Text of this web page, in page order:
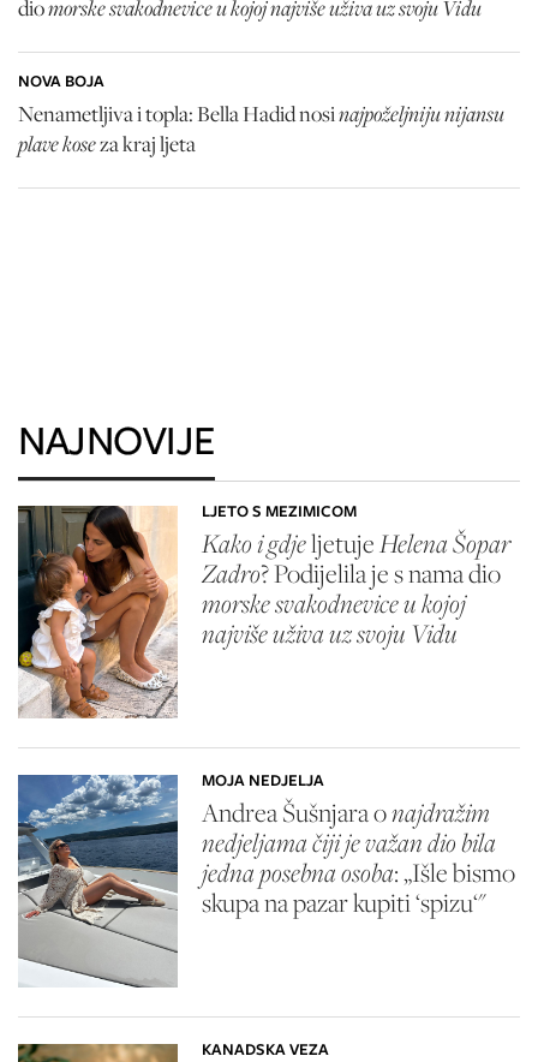
diomorske svakodnevice u kojoj najviše uživa uz svoju Vidu
NOVA BOJA
Nenametljiva i topla: Bella Hadid nosinajpoželjniju nijansu
plave koseza kraj ljeta
NAJNOVIJE
LJETO S MEZIMICOM
Kako i gdjeljetujeHelena Šopar
Zadro? Podijelila je s nama dio
morske svakodnevice u kojoj
najviše uživa uz svoju Vidu
MOJA NEDJELJA
Andrea Šušnjara onajdražim
nedjeljama čiji je važan dio bila
jedna posebna osoba: „Išle bismo
skupa na pazar kupiti ‘spizu‘"
KANADSKA VEZA